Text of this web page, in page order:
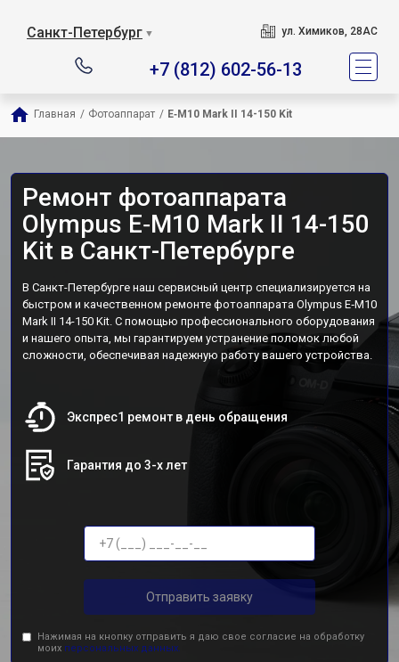
Санкт-Петербург ▼ ул. Химиков, 28АС
+7 (812) 602-56-13
Главная / Фотоаппарат / E‑M10 Mark II 14-150 Kit
Ремонт фотоаппарата
Olympus E‑M10 Mark II 14-150
Kit в Санкт-Петербурге
В Санкт-Петербурге наш сервисный центр специализируется на
быстром и качественном ремонте фотоаппарата Olympus E‑M10
Mark II 14-150 Kit. С помощью профессионального оборудования
и нашего опыта, мы гарантируем устранение поломок любой
сложности, обеспечивая надежную работу вашего устройства.
Экспрес1 ремонт в день обращения
Гарантия до 3-х лет
Отправить заявку
Нажимая на кнопку отправить я даю свое согласие на обработку
моих персональных данных.